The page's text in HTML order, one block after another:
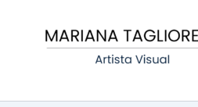
contenido